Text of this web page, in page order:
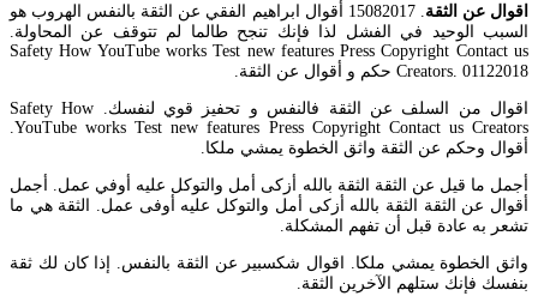
اقوال عن الثقة
. 15082017 أقوال ابراهيم الفقي عن الثقة بالنفس الهروب هو
السبب الوحيد في الفشل لذا فإنك تنجح طالما لم تتوقف عن المحاولة.
Safety How YouTube works Test new features Press Copyright Contact us
Creators. 01122018 حكم و أقوال عن الثقة.
اقوال من السلف عن الثقة فالنفس و تحفيز قوي لنفسك. Safety How
أقوال وحكم عن الثقة واثق الخطوة يمشي ملكا.
أجمل ما قيل عن الثقة الثقة بالله أزكى أمل والتوكل عليه أوفي عمل. أجمل
أقوال عن الثقة الثقة بالله أزكى أمل والتوكل عليه أوفى عمل. الثقة هي ما
تشعر به عادة قبل أن تفهم المشكلة.
واثق الخطوة يمشي ملكا. اقوال شكسبير عن الثقة بالنفس. إذا كان لك ثقة
بنفسك فإنك ستلهم الآخرين الثقة.